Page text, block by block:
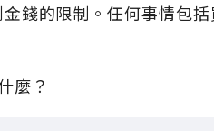
錢的限制。任何事情包括
麼？